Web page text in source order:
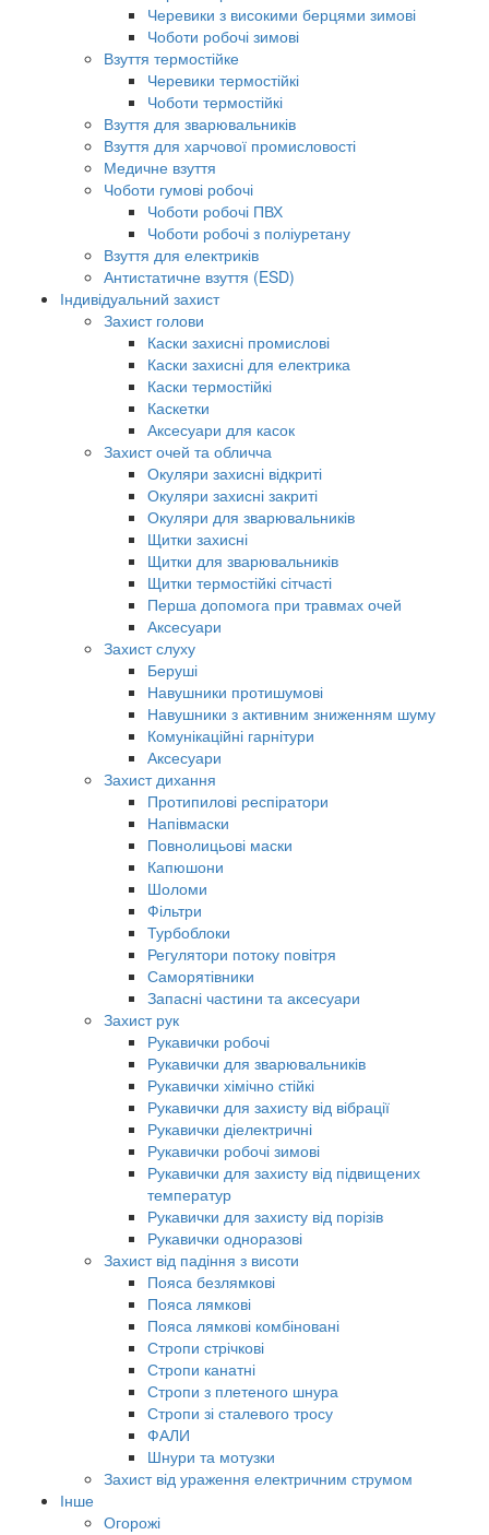
Черевики з високими берцями зимові
Чоботи робочі зимові
Взуття термостійке
Черевики термостійкі
Чоботи термостійкі
Взуття для зварювальників
Взуття для харчової промисловості
Медичне взуття
Чоботи гумові робочі
Чоботи робочі ПВХ
Чоботи робочі з поліуретану
Взуття для електриків
Антистатичне взуття (ESD)
Індивідуальний захист
Захист голови
Каски захисні промислові
Каски захисні для електрика
Каски термостійкі
Каскетки
Аксесуари для касок
Захист очей та обличча
Окуляри захисні відкриті
Окуляри захисні закриті
Окуляри для зварювальників
Щитки захисні
Щитки для зварювальників
Щитки термостійкі сітчасті
Перша допомога при травмах очей
Аксесуари
Захист слуху
Беруші
Навушники протишумові
Навушники з активним зниженням шуму
Комунікаційні гарнітури
Аксесуари
Захист дихання
Протипилові респіратори
Напівмаски
Повнолицьові маски
Капюшони
Шоломи
Фільтри
Турбоблоки
Регулятори потоку повітря
Саморятівники
Запасні частини та аксесуари
Захист рук
Рукавички робочі
Рукавички для зварювальників
Рукавички хімічно стійкі
Рукавички для захисту від вібрації
Рукавички діелектричні
Рукавички робочі зимові
Рукавички для захисту від підвищених
температур
Рукавички для захисту від порізів
Рукавички одноразові
Захист від падіння з висоти
Пояса безлямкові
Пояса лямкові
Пояса лямкові комбіновані
Стропи стрічкові
Стропи канатні
Стропи з плетеного шнура
Стропи зі сталевого тросу
ФАЛИ
Шнури та мотузки
Захист від ураження електричним струмом
Інше
Огорожі